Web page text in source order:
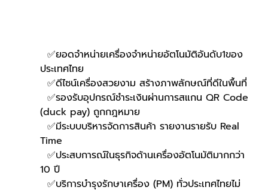
ประเทศไทย
  ✅ดีไซน์เครื่องสวยงาม สร้างภาพลักษณ์ที่ดีในพื้นที่
(duck pay) ถูกกฎหมาย
Time
10 ปี